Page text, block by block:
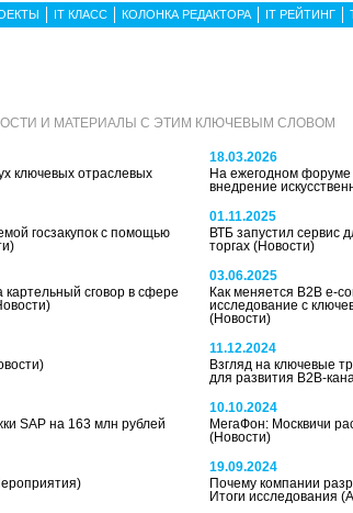
IT КЛАСС КОЛОНКА РЕДАКТОРА IT РЕЙТИНГ
И МАТЕРИАЛЫ С ЭТИМ КЛЮЧЕВЫМ СЛОВОМ
ключевых отраслевых
18.03.2026
На ежегодном форуме
внедрение
госзакупок с помощью
01.11.2025
ВТБ запустил сервис
торгах (Новости)
сговор в сфере
03.06.2025
Как меняется B2B e-
исследование с
(Новости)
11.12.2024
Взгляд на ключевые
для развития B2B-
SAP на 163 млн рублей
10.10.2024
МегаФон: Москвичи
(Новости)
19.09.2024
Почему компании
Итоги исследования